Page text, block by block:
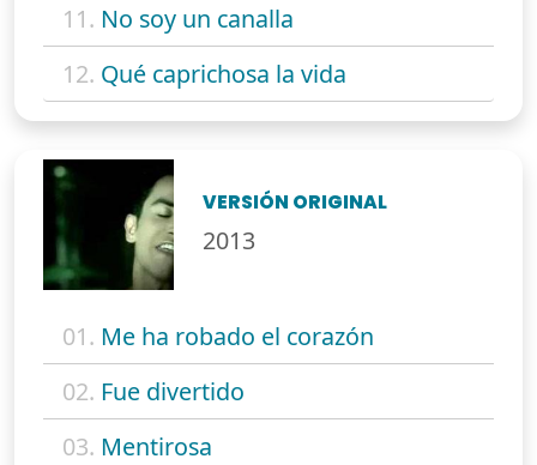
11. No soy un canalla
12. Qué caprichosa la vida
VERSIÓN ORIGINAL
2013
01. Me ha robado el corazón
02. Fue divertido
03. Mentirosa